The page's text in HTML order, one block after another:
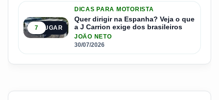
5º LUGAR
7
DICAS PARA MOTORISTA
Quer dirigir na Espanha? Veja o que
a J Carrion exige dos brasileiros
JOÃO NETO
30/07/2026